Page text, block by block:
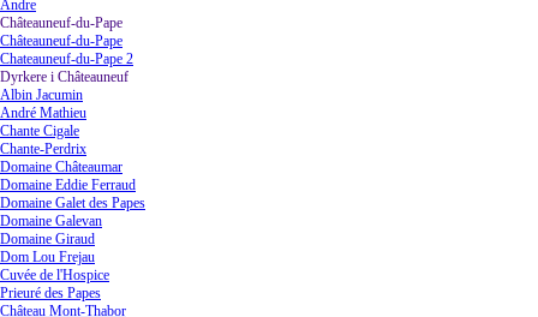
Andre
Châteauneuf-du-Pape
Châteauneuf-du-Pape
Chateauneuf-du-Pape 2
Dyrkere i Châteauneuf
Albin Jacumin
André Mathieu
Chante Cigale
Chante-Perdrix
Domaine Châteaumar
Domaine Eddie Ferraud
Domaine Galet des Papes
Domaine Galevan
Domaine Giraud
Dom Lou Frejau
Cuvée de l'Hospice
Prieuré des Papes
Château Mont-Thabor